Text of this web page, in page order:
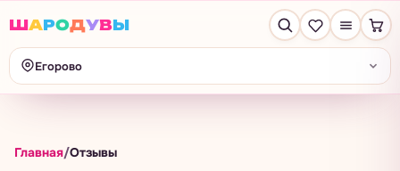
ШАРОДУВЫ
Егорово
Главная/Отзывы